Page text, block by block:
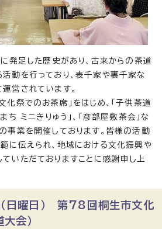
発足した歴史があり、古来からの茶道
動を行っており、表千家や裏千家な
営されています。
化祭でのお茶席」をはじめ、「子供茶道
ち ミニきりゅう」、「彦部屋敷茶会」な
事業を開催しております。皆様の活動
に伝えられ、地域における文化振興や
いただておりますことに感謝申し上
日曜日） 第78回桐生市文化
会）